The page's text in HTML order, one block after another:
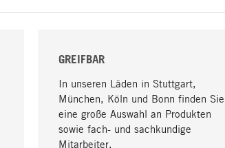
GREIFBAR
In unseren Läden in Stuttgart,
München, Köln und Bonn finden Sie
eine große Auswahl an Produkten
sowie fach- und sachkundige
Mitarbeiter.